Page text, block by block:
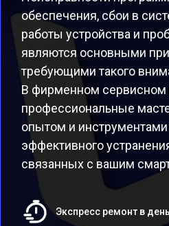
обеспечения, сбои в
работы устройства и
являются основными
требующими такого
В фирменном сервисном
профессиональные
опытом и
эффективного
связанных с вашим
Экспресс ремонт в